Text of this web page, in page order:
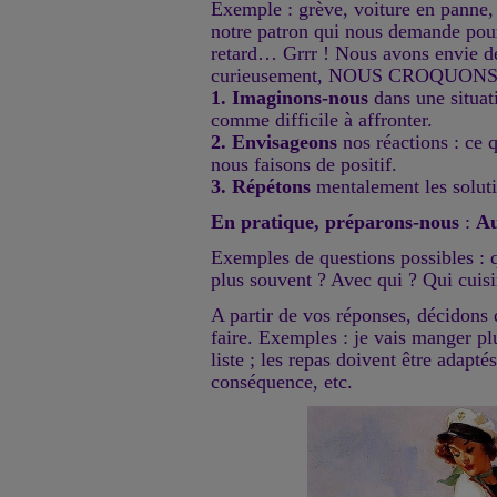
Exemple : grève, voiture en
notre patron qui nous demande
retard… Grrr ! Nous avons envie
curieusement, NOUS CROQUONS
1. Imaginons-nous dans une
comme difficile à affronter.
2. Envisageons nos réactions : ce
nous faisons de positif.
3. Répétons mentalement les
En pratique, préparons-nous :
Exemples de questions possibles :
plus souvent ? Avec qui ? Qui
A partir de vos réponses, décidons
faire. Exemples : je vais manger
liste ; les repas doivent être
conséquence, etc.